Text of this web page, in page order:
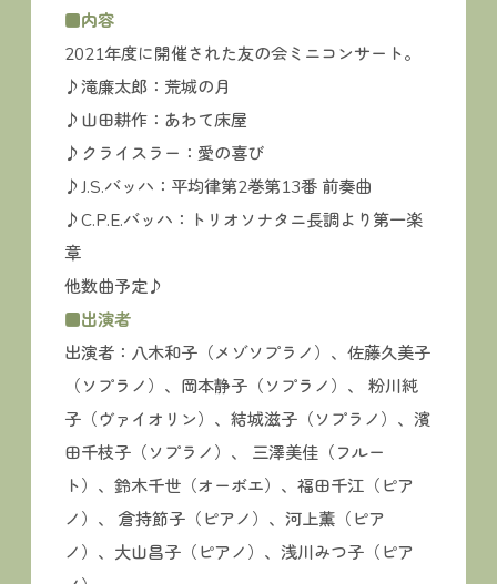
■内容
2021年度に開催された友の会ミニコンサート。
♪滝廉太郎：荒城の月
♪山田耕作：あわて床屋
♪クライスラー：愛の喜び
♪J.S.バッハ：平均律第2巻第13番 前奏曲
♪C.P.E.バッハ：トリオソナタニ長調より第一楽
章
他数曲予定♪
■出演者
出演者：八木和子（メゾソプラノ）、佐藤久美子
（ソプラノ）、岡本静子（ソプラノ）、 粉川純
子（ヴァイオリン）、結城滋子（ソプラノ）、濱
田千枝子（ソプラノ）、 三澤美佳（フルー
ト）、鈴木千世（オーボエ）、福田千江（ピア
ノ）、 倉持節子（ピアノ）、河上薫（ピア
ノ）、大山昌子（ピアノ）、浅川みつ子（ピア